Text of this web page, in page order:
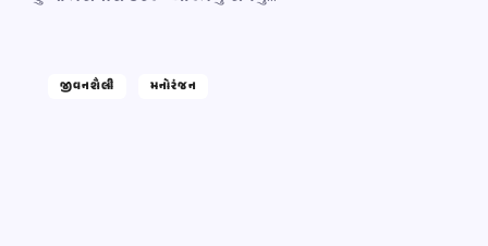
જીવનશૈલી મનોરંજન